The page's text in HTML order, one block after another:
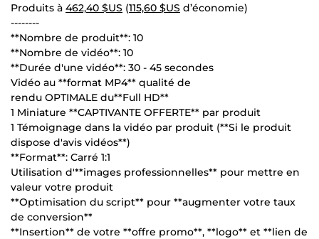
Produits à 462,40 $US (115,60 $US d’économie)
--------
**Nombre de produit**: 10
**Nombre de vidéo**: 10
**Durée d'une vidéo**: 30 - 45 secondes
Vidéo au **format MP4** qualité de
rendu OPTIMALE du**Full HD**
1 Miniature **CAPTIVANTE OFFERTE** par produit
1 Témoignage dans la vidéo par produit (**Si le produit
dispose d'avis vidéos**)
**Format**: Carré 1:1
Utilisation d'**images professionnelles** pour mettre en
valeur votre produit
**Optimisation du script** pour **augmenter votre taux
de conversion**
**Insertion** de votre **offre promo**, **logo** et **lien de